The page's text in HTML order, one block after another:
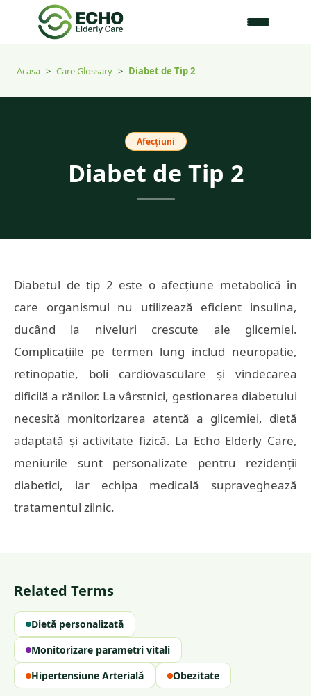
Acasa > Care Glossary > Diabet de Tip 2
Afecțiuni
Diabet de Tip 2
Diabetul de tip 2 este o afecțiune metabolică în
care organismul nu utilizează eficient insulina,
ducând la niveluri crescute ale glicemiei.
Complicațiile pe termen lung includ neuropatie,
retinopatie, boli cardiovasculare și vindecarea
dificilă a rănilor. La vârstnici, gestionarea diabetului
necesită monitorizarea atentă a glicemiei, dietă
adaptată și activitate fizică. La Echo Elderly Care,
meniurile sunt personalizate pentru rezidenții
diabetici, iar echipa medicală supraveghează
tratamentul zilnic.
Related Terms
Dietă personalizată
Monitorizare parametri vitali
Hipertensiune Arterială
Obezitate